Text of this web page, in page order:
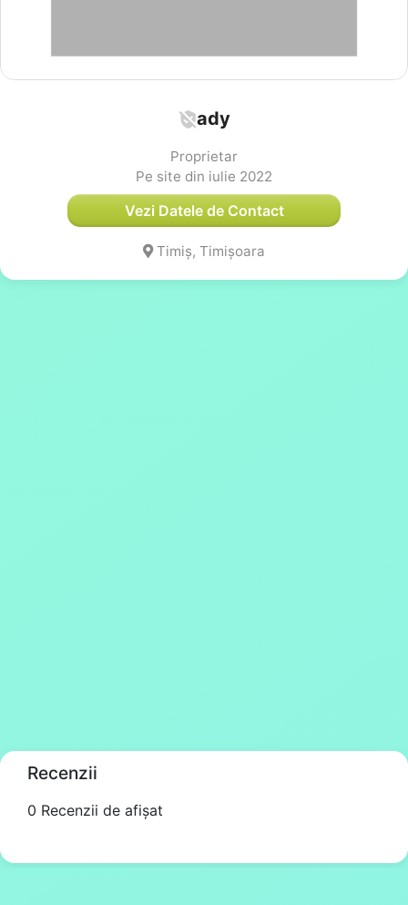
ady
Proprietar
Pe site din iulie 2022
Vezi Datele de Contact
Timiș, Timișoara
Recenzii
0 Recenzii de afișat